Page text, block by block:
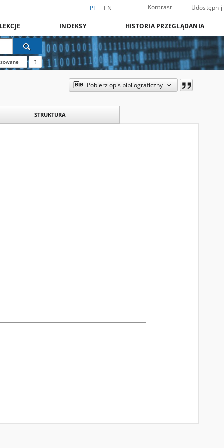
PL EN Kontrast Udostępnij
INDEKSY HISTORIA PRZEGLĄDANIA
?
Pobierz opis bibliograficzny
STRUKTURA